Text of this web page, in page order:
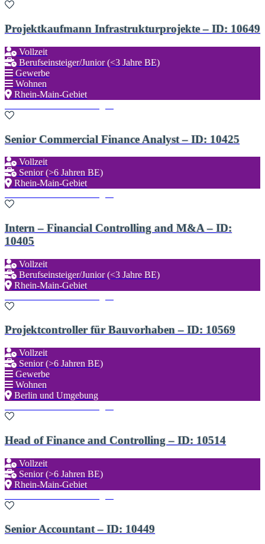
Projektkaufmann Infrastrukturprojekte – ID: 10649
Vollzeit
Berufseinsteiger/Junior (<3 Jahre BE)
Gewerbe
Wohnen
Rhein-Main-Gebiet
Senior Commercial Finance Analyst – ID: 10425
Vollzeit
Senior (>6 Jahren BE)
Rhein-Main-Gebiet
Intern – Financial Controlling and M&A – ID:
10405
Vollzeit
Berufseinsteiger/Junior (<3 Jahre BE)
Rhein-Main-Gebiet
Projektcontroller für Bauvorhaben – ID: 10569
Vollzeit
Senior (>6 Jahren BE)
Gewerbe
Wohnen
Berlin und Umgebung
Head of Finance and Controlling – ID: 10514
Vollzeit
Senior (>6 Jahren BE)
Rhein-Main-Gebiet
Senior Accountant – ID: 10449